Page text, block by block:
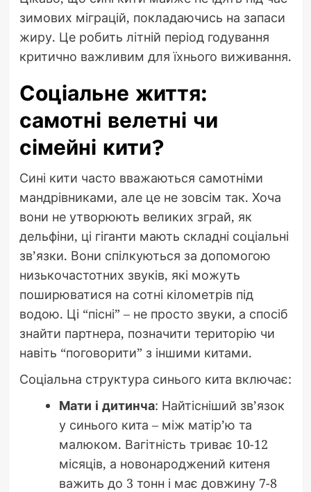
зимових міграцій, покладаючись на запаси
жиру. Це робить літній період годування
критично важливим для їхнього виживання.
Соціальне життя:
самотні велетні чи
сімейні кити?
Сині кити часто вважаються самотніми
мандрівниками, але це не зовсім так. Хоча
вони не утворюють великих зграй, як
дельфіни, ці гіганти мають складні соціальні
зв’язки. Вони спілкуються за допомогою
низькочастотних звуків, які можуть
поширюватися на сотні кілометрів під
водою. Ці “пісні” – не просто звуки, а спосіб
знайти партнера, позначити територію чи
навіть “поговорити” з іншими китами.
Соціальна структура синього кита включає:
Мати і дитинча: Найтісніший зв’язок
у синього кита – між матір’ю та
малюком. Вагітність триває 10-12
місяців, а новонароджений китеня
важить до 3 тонн і має довжину 7-8